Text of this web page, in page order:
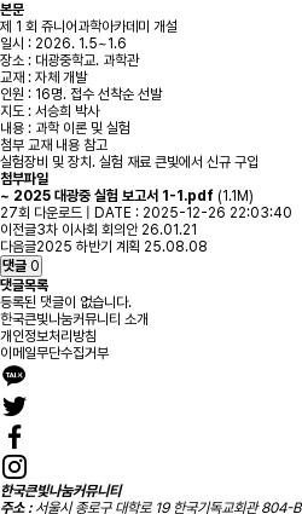
본문
제 1 회 쥬니어과학아카데미 개설
일시 : 2026. 1.5~1.6
장소 : 대광중학교. 과학관
교재 : 자체 개발
인원 : 16명. 접수 선착순 선발
지도 : 서승희 박사
내용 : 과학 이론 및 실험
첨부 교재 내용 참고
실험장비 및 장치. 실험 재료 큰빛에서 신규 구입
첨부파일
~ 2025 대광중 실험 보고서 1-1.pdf (1.1M)
27회 다운로드 | DATE : 2025-12-26 22:03:40
이전글3차 이사회 회의안 26.01.21
다음글2025 하반기 계획 25.08.08
댓글 0
댓글목록
등록된 댓글이 없습니다.
한국큰빛나눔커뮤니티 소개
개인정보처리방침
이메일무단수집거부
한국큰빛나눔커뮤니티
주소 : 서울시 종로구 대학로 19 한국기독교회관 804-B